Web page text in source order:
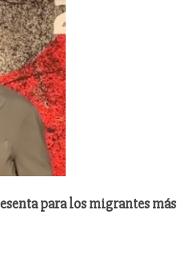
para los migrantes más